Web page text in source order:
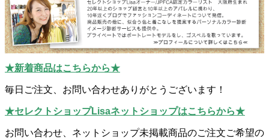
★新着商品はこちらから★
毎日ご注文、お問い合わせありがとうございます！
★セレクトショップLisaネットショップはこちらから★
お問い合わせ、ネットショップ未掲載商品のご注文ご希望の